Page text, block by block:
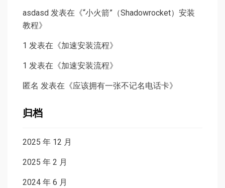
asdasd 发表在《“小火箭”（Shadowrocket）安装
教程》
1 发表在《加速安装流程》
1 发表在《加速安装流程》
匿名 发表在《应该拥有一张不记名电话卡》
归档
2025 年 12 月
2025 年 2 月
2024 年 6 月